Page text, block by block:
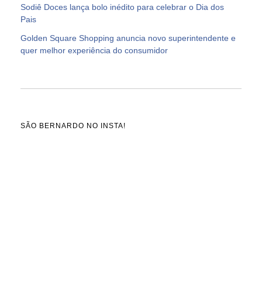
Sodiê Doces lança bolo inédito para celebrar o Dia dos
Pais
Golden Square Shopping anuncia novo superintendente e
quer melhor experiência do consumidor
SÃO BERNARDO NO INSTA!